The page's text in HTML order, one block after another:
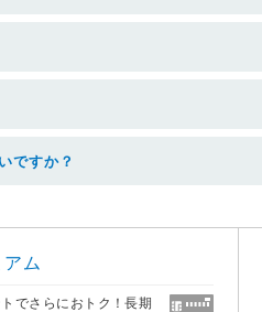
ですか？
アム
でさらにおトク！長期